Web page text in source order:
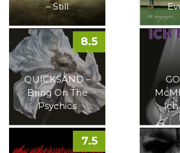
– Still
QUICKSAND –
Bring On The
Psychics
8.5
Ich
7.5